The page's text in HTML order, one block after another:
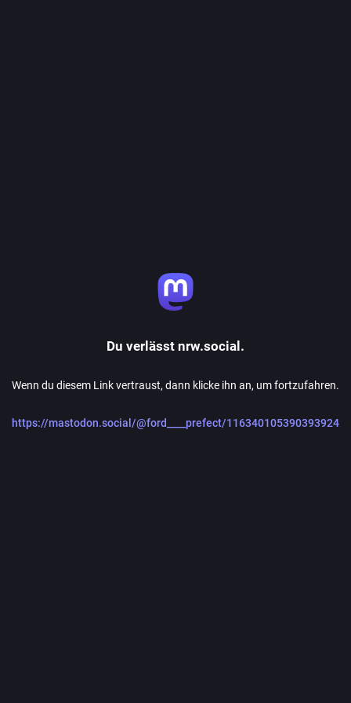
Du verlässt nrw.social.
Wenn du diesem Link vertraust, dann klicke ihn an, um fortzufahren.
https://mastodon.social/@ford____prefect/116340105390393924